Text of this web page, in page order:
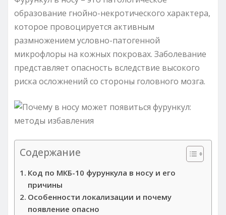
образование гнойно-некротического характера,
которое провоцируется активным
размножением условно-патогенной
микрофлоры на кожных покровах. Заболевание
представляет опасность вследствие высокого
риска осложнений со стороны головного мозга.
Содержание
Код по МКБ-10 фурункула в носу и его
причины
Особенности локализации и почему
появление опасно